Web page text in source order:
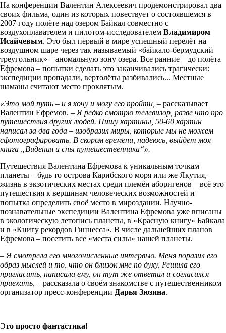
На конференции Валентин Алексеевич продемонстрировал два
своих фильма, один из которых повествует о состоявшемся в
2007 году полёте над озером Байкал совместно с
воздухоплавателем и пилотом-исследователем Владимиром
Исайчевым. Это был первый в мире успешный перелёт на
воздушном шаре через так называемый «байкало-бермудский
треугольник» – аномальную зону озера. Все ранние – до полёта
Ефремова – попытки сделать это заканчивались трагически:
экспедиции пропадали, вертолёты разбивались... Местные
шаманы считают место проклятым.
«Это мой путь – и я хочу и могу его пройти, – рассказывает
Валентин Ефремов. – Я редко смотрю телевизор, разве что про
путешествия других людей. Пишу картины, 50-60 картин
написал за два года – изобразил миры, которые мы не можем
сфотографировать. В скором времени, надеюсь, выйдет моя
книга „Видения и сны путешественника“».
Путешествия Валентина Ефремова к уникальным точкам
планеты – будь то острова Карибского моря или же Якутия,
жизнь в экзотических местах среди племён аборигенов – всё это
путешествия к вершинам человеческих возможностей и
попытка определить своё место в мироздании. Научно-
познавательные экспедиции Валентина Ефремова уже вписаны
в экологическую летопись планеты, в «Красную книгу» Байкала
и в «Книгу рекордов Гиннесса». В числе дальнейших планов
Ефремова – посетить все «места силы» нашей планеты.
– Я смотрела его многочисленные интервью. Меня поразил его
образ мыслей и то, что он близок мне по духу, Решила его
пригласить, написала ему, он тут же ответил и согласился
приехать, – рассказала о своём знакомстве с путешественником
организатор пресс-конференции Дарья Зюзина.
Это просто фантастика!